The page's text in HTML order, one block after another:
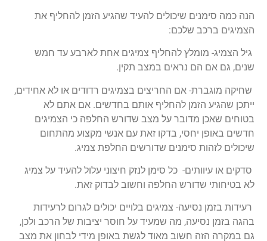
הנה כמה סימנים שיכולים להעיד שהגיע הזמן להחליף את
הצמיגים ברכב שלכם:
גיל הצמיג- מומלץ להחליף צמיגים אחת לארבע עד חמש
שנים, גם אם הם נראים במצב תקין.
שחיקה מוגברת- אם החריצים בצמיגים רדודים או לא אחידים,
ייתכן שהגיע הזמן להחליף אותם בחדשים. אם אתם לא
בטוחים שאכן מדובר על מצב שדורש החלפה כי הצמיגים
חדשים באופן יחסי, בדקו זאת עם אנשי מקצוע מהתחום
שיכולים לזהות סימנים שדורשים החלפת צמיג.
סדקים או עיוותים- כל סימן לנזק חיצוני עלול להעיד על צמיג
לא בטיחותי שדורש החלפה וחשוב לבדוק זאת.
רעידות בזמן נסיעה- צמיגים בלויים יכולים לגרום לרעידות
בהגה בזמן נסיעה, מה שמעיד על חוסר יציבות של הרכב ולכן,
גם במקרה הזה חשוב מאוד לגשת באופן מידי לבחון את מצב